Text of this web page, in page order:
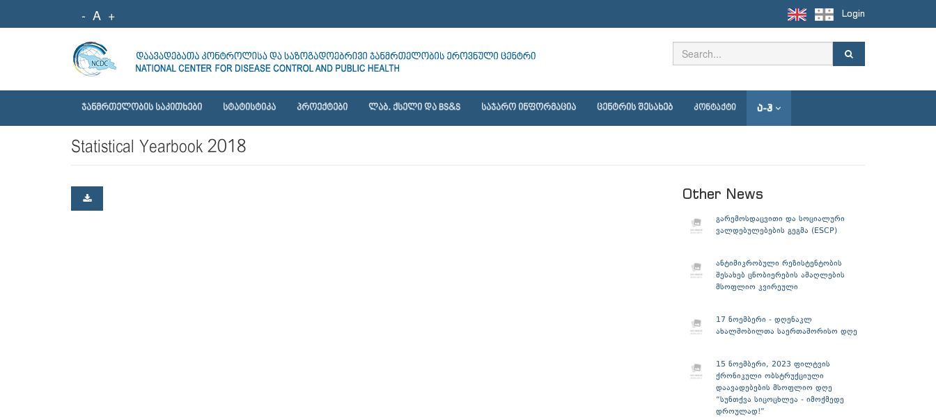
- A + Login
ᲯᲐᲜᲛᲠᲗᲔᲚᲝᲑᲘᲡ ᲡᲐᲙᲘᲗᲮᲔᲑᲘ ᲡᲢᲐᲢᲘᲡᲢᲘᲙᲐ ᲞᲠᲝᲔᲥᲢᲔᲑᲘ ᲚᲐᲑ. ᲥᲡᲔᲚᲘ ᲓᲐ BS&S ᲡᲐᲯᲐᲠᲝ ᲘᲜᲤᲝᲠᲛᲐᲪᲘᲐ ᲪᲔᲜᲢᲠᲘᲡ ᲨᲔᲡᲐᲮᲔᲑ ᲙᲝᲜᲢᲐᲥᲢᲘ Ა-Ჰ
Statistical Yearbook 2018
Other News
გარემოსდაცვითი და სოციალური
ვალდებულებების გეგმა (ESCP)
ანტიმიკრობული რეზისტენტობის
შესახებ ცნობიერების ამაღლების
მსოფლიო კვირეული
17 ნოემბერი - დღენაკლ
ახალშობილთა საერთაშორისო დღე
15 ნოემბერი, 2023 ფილტვის
ქრონიკული ობსტრუქციული
დაავადებების მსოფლიო დღე
“სუნთქვა სიცოცხლეა - იმოქმედე
დროულად!”